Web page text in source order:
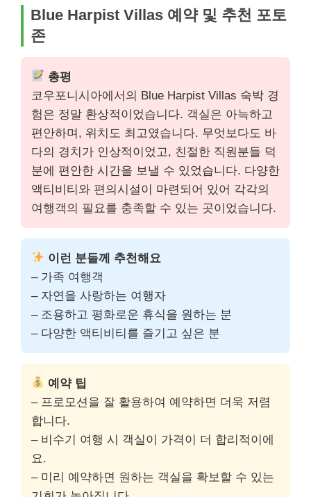
Blue Harpist Villas 예약 및 추천 포토
존
총평
코우포니시아에서의 Blue Harpist Villas 숙박 경
험은 정말 환상적이었습니다. 객실은 아늑하고
편안하며, 위치도 최고였습니다. 무엇보다도 바
다의 경치가 인상적이었고, 친절한 직원분들 덕
분에 편안한 시간을 보낼 수 있었습니다. 다양한
액티비티와 편의시설이 마련되어 있어 각각의
여행객의 필요를 충족할 수 있는 곳이었습니다.
이런 분들께 추천해요
– 가족 여행객
– 자연을 사랑하는 여행자
– 조용하고 평화로운 휴식을 원하는 분
– 다양한 액티비티를 즐기고 싶은 분
예약 팁
– 프로모션을 잘 활용하여 예약하면 더욱 저렴
합니다.
– 비수기 여행 시 객실이 가격이 더 합리적이에
요.
– 미리 예약하면 원하는 객실을 확보할 수 있는